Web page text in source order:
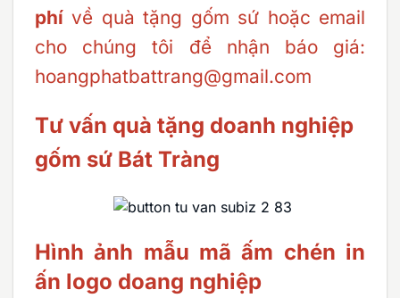
phí về quà tặng gốm sứ hoặc email
cho chúng tôi để nhận báo giá:
hoangphatbattrang@gmail.com
Tư vấn quà tặng doanh nghiệp
gốm sứ Bát Tràng
Hình ảnh mẫu mã ấm chén in
ấn logo doang nghiệp